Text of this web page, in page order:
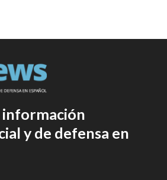
información
y de defensa en